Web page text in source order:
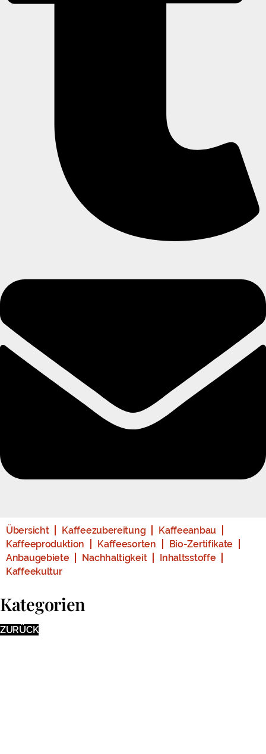
Übersicht Kaffeezubereitung
Kaffeeanbau
Kaffeeproduktion
Kaffeesorten
Bio-Zertifikate
Anbaugebiete
Nachhaltigkeit
Inhaltsstoffe
Kaffeekultur
Kategorien
ZURÜCK